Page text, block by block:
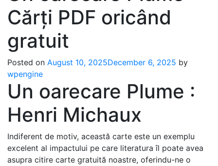
Cărți PDF oricând
gratuit
Posted on August 10, 2025December 6, 2025 by
wpengine
Un oarecare Plume :
Henri Michaux
Indiferent de motiv, această carte este un exemplu
excelent al impactului pe care literatura îl poate avea
asupra citire carte gratuită noastre, oferindu-ne o